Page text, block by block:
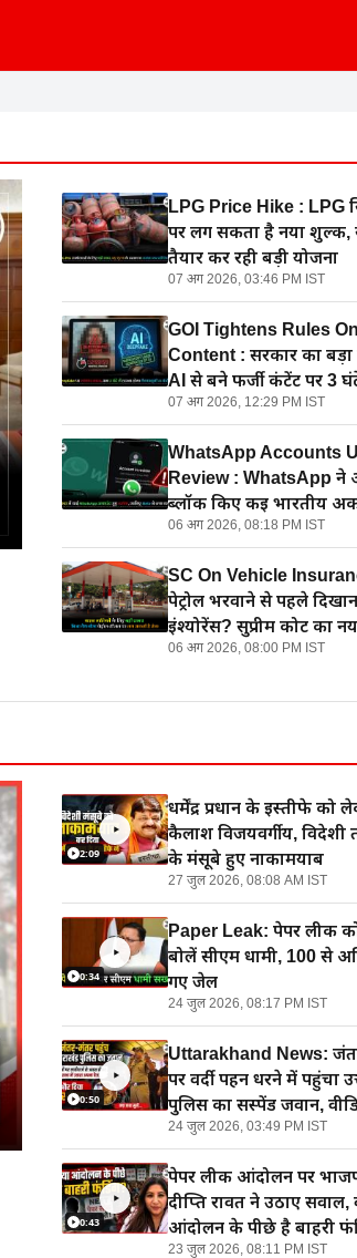
LPG Price Hike : LPG
पर लग सकता है नया शुल्क,
तैयार कर रही बड़ी योजना
07 अग 2026, 03:46 PM IST
GOI Tightens Rules On
Content : सरकार का
AI से बने फर्जी कंटेंट पर 3 घंटे
एक्शन
07 अग 2026, 12:29 PM IST
WhatsApp Accounts
Review : WhatsApp ने
ब्लॉक किए कई भारतीय
Meta ने बताई वजह
06 अग 2026, 08:18 PM IST
SC On Vehicle
पेट्रोल भरवाने से पहले
इंश्योरेंस? सुप्रीम कोर्ट का
06 अग 2026, 08:00 PM IST
2:09
धर्मेंद्र प्रधान के इस्तीफे को
कैलाश विजयवर्गीय, विदेशी
के मंसूबे हुए नाकामयाब
27 जुल 2026, 08:08 AM IST
0:34
Paper Leak: पेपर लीक
बोलें सीएम धामी, 100 से
गए जेल
24 जुल 2026, 08:17 PM IST
0:50
Uttarakhand News:
पर वर्दी पहन धरने में पहुंचा
पुलिस का सस्पेंड जवान,
वायरल
24 जुल 2026, 03:49 PM IST
0:43
पेपर लीक आंदोलन पर
दीप्ति रावत ने उठाए सवाल,
आंदोलन के पीछे है बाहरी
23 जुल 2026, 08:11 PM IST